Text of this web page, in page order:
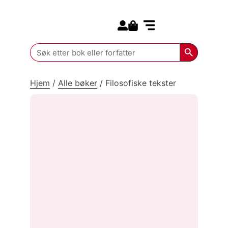
Search
for:
Search
Hjem / Alle bøker / Filosofiske tekster